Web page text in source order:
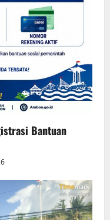
Bantuan